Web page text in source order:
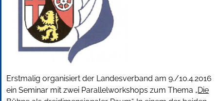
Erstmalig organisiert der Landesverband am 9./10.4.2016
ein Seminar mit zwei Parallelworkshops zum Thema „Die